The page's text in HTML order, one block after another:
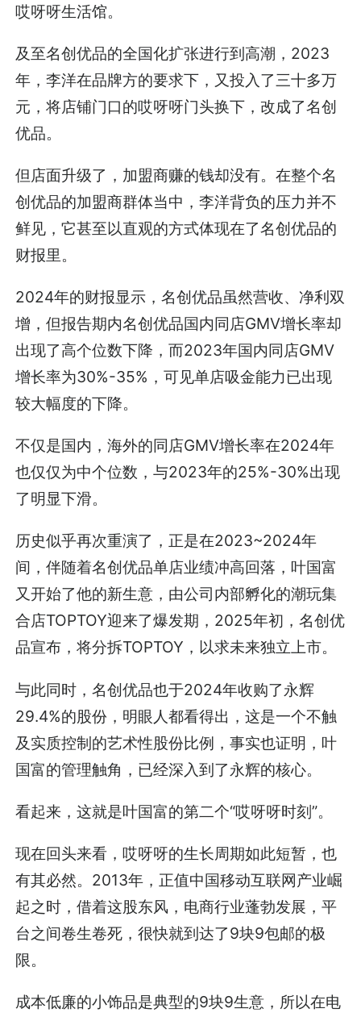
哎呀呀生活馆。
及至名创优品的全国化扩张进行到高潮，2023
年，李洋在品牌方的要求下，又投入了三十多万
元，将店铺门口的哎呀呀门头换下，改成了名创
优品。
但店面升级了，加盟商赚的钱却没有。在整个名
创优品的加盟商群体当中，李洋背负的压力并不
鲜见，它甚至以直观的方式体现在了名创优品的
财报里。
2024年的财报显示，名创优品虽然营收、净利双
增，但报告期内名创优品国内同店GMV增长率却
出现了高个位数下降，而2023年国内同店GMV
增长率为30%-35%，可见单店吸金能力已出现
较大幅度的下降。
不仅是国内，海外的同店GMV增长率在2024年
也仅仅为中个位数，与2023年的25%-30%出现
了明显下滑。
历史似乎再次重演了，正是在2023~2024年
间，伴随着名创优品单店业绩冲高回落，叶国富
又开始了他的新生意，由公司内部孵化的潮玩集
合店TOPTOY迎来了爆发期，2025年初，名创优
品宣布，将分拆TOPTOY，以求未来独立上市。
与此同时，名创优品也于2024年收购了永辉
29.4%的股份，明眼人都看得出，这是一个不触
及实质控制的艺术性股份比例，事实也证明，叶
国富的管理触角，已经深入到了永辉的核心。
看起来，这就是叶国富的第二个“哎呀呀时刻”。
现在回头来看，哎呀呀的生长周期如此短暂，也
有其必然。2013年，正值中国移动互联网产业崛
起之时，借着这股东风，电商行业蓬勃发展，平
台之间卷生卷死，很快就到达了9块9包邮的极
限。
成本低廉的小饰品是典型的9块9生意，所以在电